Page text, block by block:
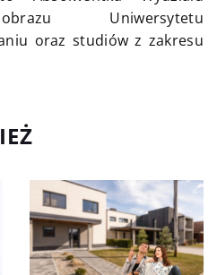
Uniwersytetu
oraz studiów z zakresu